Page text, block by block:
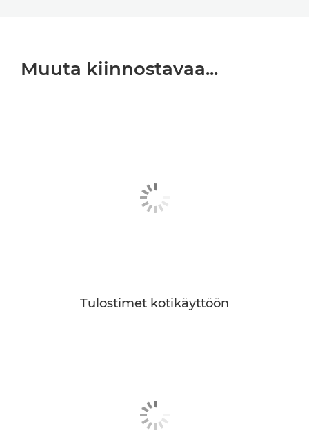
Muuta kiinnostavaa...
Tulostimet kotikäyttöön